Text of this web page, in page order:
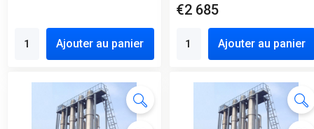
Ajouter au panier
€2 685
Ajouter au panier